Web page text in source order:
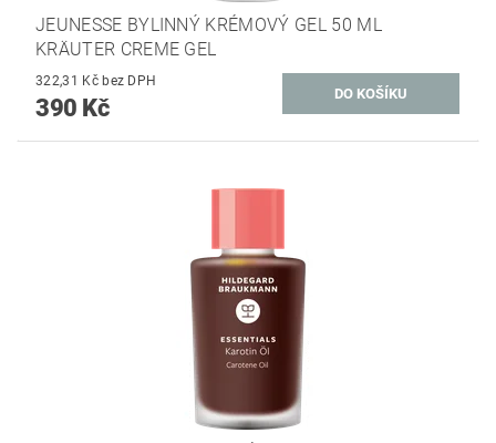
JEUNESSE BYLINNÝ KRÉMOVÝ GEL 50 ML
KRÄUTER CREME GEL
322,31 Kč bez DPH
390 Kč